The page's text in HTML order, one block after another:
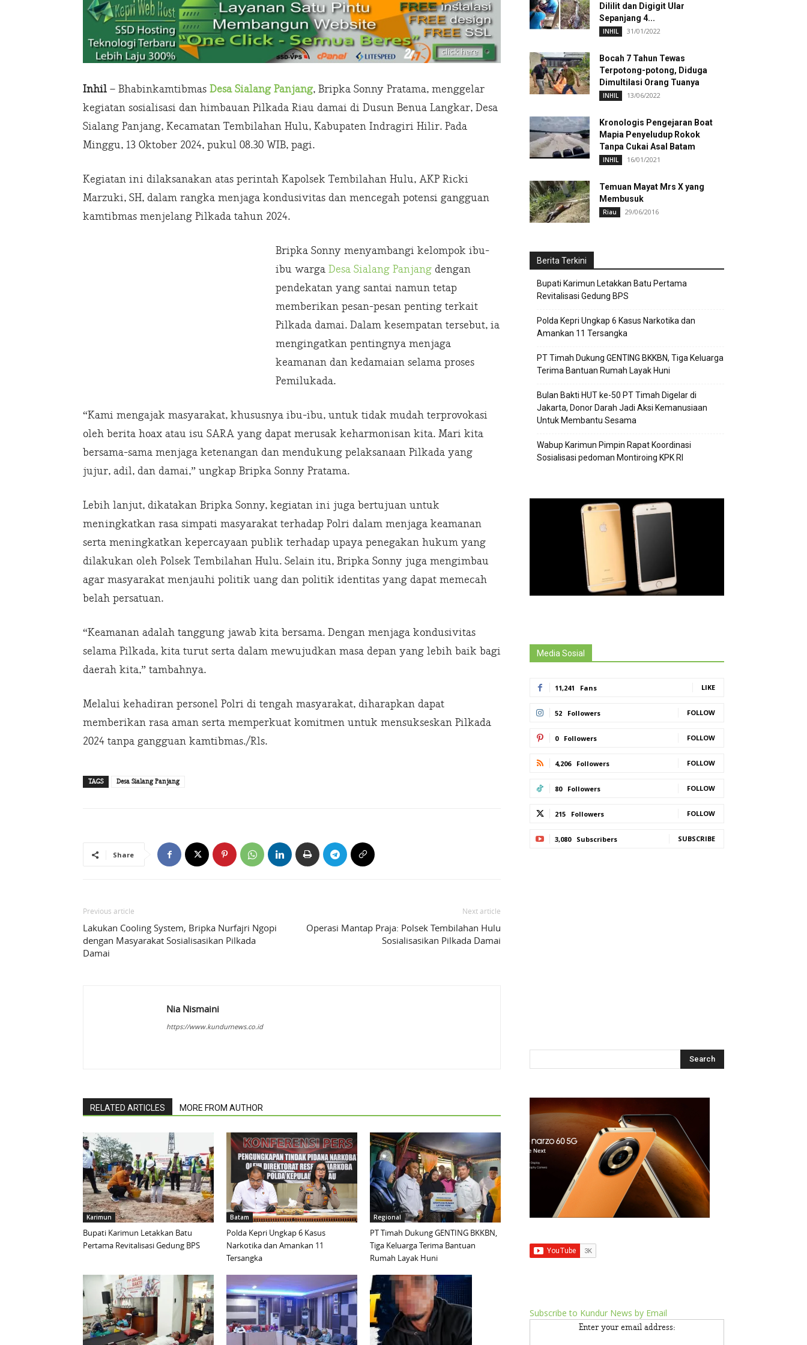
Inhil – Bhabinkamtibmas Desa Sialang Panjang, Bripka Sonny Pratama, menggelar
kegiatan sosialisasi dan himbauan Pilkada Riau damai di Dusun Benua Langkar, Desa
Sialang Panjang, Kecamatan Tembilahan Hulu, Kabupaten Indragiri Hilir. Pada
Minggu, 13 Oktober 2024, pukul 08.30 WIB, pagi.
Kegiatan ini dilaksanakan atas perintah Kapolsek Tembilahan Hulu, AKP Ricki
Marzuki, SH, dalam rangka menjaga kondusivitas dan mencegah potensi gangguan
kamtibmas menjelang Pilkada tahun 2024.
Bripka Sonny menyambangi kelompok ibu-
ibu warga Desa Sialang Panjang dengan
pendekatan yang santai namun tetap
memberikan pesan-pesan penting terkait
Pilkada damai. Dalam kesempatan tersebut, ia
mengingatkan pentingnya menjaga
keamanan dan kedamaian selama proses
Pemilukada.
“Kami mengajak masyarakat, khususnya ibu-ibu, untuk tidak mudah terprovokasi
oleh berita hoax atau isu SARA yang dapat merusak keharmonisan kita. Mari kita
bersama-sama menjaga ketenangan dan mendukung pelaksanaan Pilkada yang
jujur, adil, dan damai,” ungkap Bripka Sonny Pratama.
Lebih lanjut, dikatakan Bripka Sonny, kegiatan ini juga bertujuan untuk
meningkatkan rasa simpati masyarakat terhadap Polri dalam menjaga keamanan
serta meningkatkan kepercayaan publik terhadap upaya penegakan hukum yang
dilakukan oleh Polsek Tembilahan Hulu. Selain itu, Bripka Sonny juga mengimbau
agar masyarakat menjauhi politik uang dan politik identitas yang dapat memecah
belah persatuan.
“Keamanan adalah tanggung jawab kita bersama. Dengan menjaga kondusivitas
selama Pilkada, kita turut serta dalam mewujudkan masa depan yang lebih baik bagi
daerah kita,” tambahnya.
Melalui kehadiran personel Polri di tengah masyarakat, diharapkan dapat
memberikan rasa aman serta memperkuat komitmen untuk mensukseskan Pilkada
2024 tanpa gangguan kamtibmas./Rls.
TAGS Desa Sialang Panjang
Share
Previous article
Lakukan Cooling System, Bripka Nurfajri Ngopi
dengan Masyarakat Sosialisasikan Pilkada
Damai
Next article
Operasi Mantap Praja: Polsek Tembilahan Hulu
Sosialisasikan Pilkada Damai
Nia Nismaini
https://www.kundurnews.co.id
RELATED ARTICLES MORE FROM AUTHOR
Karimun
Bupati Karimun Letakkan Batu
Pertama Revitalisasi Gedung BPS
Batam
Polda Kepri Ungkap 6 Kasus
Narkotika dan Amankan 11
Tersangka
Regional
PT Timah Dukung GENTING BKKBN,
Tiga Keluarga Terima Bantuan
Rumah Layak Huni
Dililit dan Digigit Ular
Sepanjang 4...
INHIL 31/01/2022
Bocah 7 Tahun Tewas
Terpotong-potong, Diduga
Dimultilasi Orang Tuanya
INHIL 13/06/2022
Kronologis Pengejaran Boat
Mapia Penyeludup Rokok
Tanpa Cukai Asal Batam
INHIL 16/01/2021
Temuan Mayat Mrs X yang
Membusuk
Riau 29/06/2016
Berita Terkini
Bupati Karimun Letakkan Batu Pertama
Revitalisasi Gedung BPS
Polda Kepri Ungkap 6 Kasus Narkotika dan
Amankan 11 Tersangka
PT Timah Dukung GENTING BKKBN, Tiga Keluarga
Terima Bantuan Rumah Layak Huni
Bulan Bakti HUT ke-50 PT Timah Digelar di
Jakarta, Donor Darah Jadi Aksi Kemanusiaan
Untuk Membantu Sesama
Wabup Karimun Pimpin Rapat Koordinasi
Sosialisasi pedoman Montiroing KPK RI
Media Sosial
11,241 Fans LIKE
52 Followers FOLLOW
0 Followers FOLLOW
4,206 Followers FOLLOW
80 Followers FOLLOW
215 Followers FOLLOW
3,080 Subscribers SUBSCRIBE
Subscribe to Kundur News by Email
Enter your email address: